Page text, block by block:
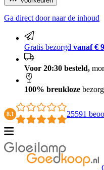
100% breukloze bezorging
Ga direct door naar de inhoud
Gratis bezorgd vanaf €
Voor 20:30 besteld,
100% breukloze
8.1 25591